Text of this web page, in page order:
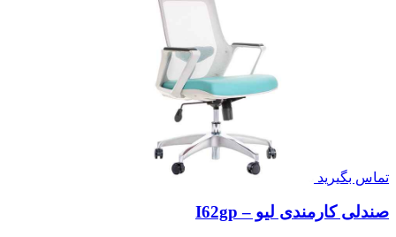
تماس بگیرید
صندلی کارمندی لیو – I62gp